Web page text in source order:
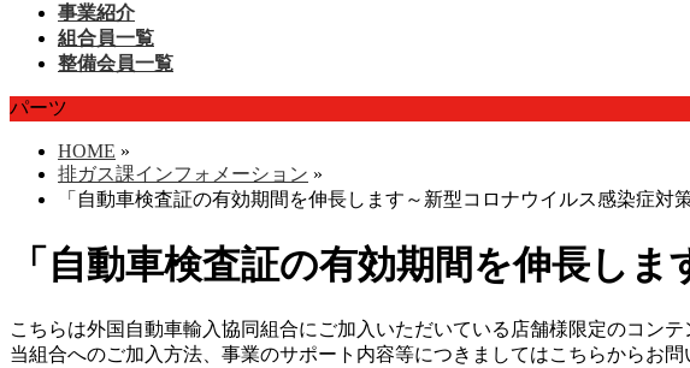
事業紹介
組合員一覧
整備会員一覧
パーツ
HOME »
排ガス課インフォメーション »
「自動車検査証の有効期間を伸長します～新型コロナウイルス感染症対
「自動車検査証の有効期間を伸長し
こちらは外国自動車輸入協同組合にご加入いただいている店舗様限定のコンテ
当組合へのご加入方法、事業のサポート内容等につきましてはこちらから